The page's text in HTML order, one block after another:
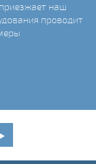
наш
проводит